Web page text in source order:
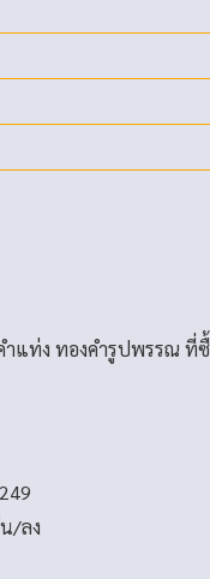
แท่ง ทองคำรูปพรรณ ที่
/ลง